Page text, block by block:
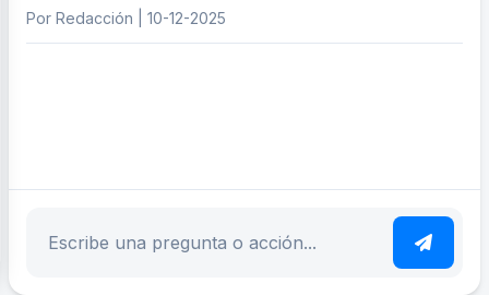
Por Redacción | 10-12-2025
Escribe tu pregunta